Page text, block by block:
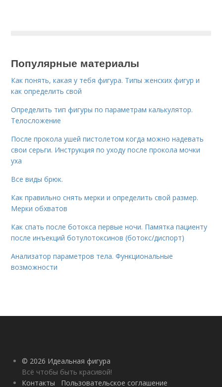
Популярные материалы
Как понять, какая у тебя фигура. Типы женских фигур и
как определить свой
Определить тип фигуры по параметрам калькулятор.
Телосложение
После прокола ушей пистолетом когда можно надевать
свои серьги. Инструкция по уходу после прокола мочки
уха
Все виды брюк.
Как правильно снять мерки и определить свой размер.
Мерки обхватов
Как спать после ботокса первые ночи. Памятка пациенту
после инъекций ботулотоксинов (ботокс/диспорт)
Анализатор параметров тела. Функциональные
возможности
© 2026 Идеальная фигура
Всё чтобы быть красивой!
Контакты
Пользовательское соглашение